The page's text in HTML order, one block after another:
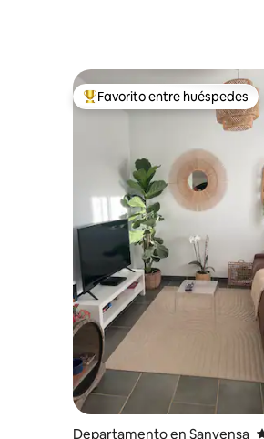
De los mejores en Favorito
Favorito entre huéspedes
Departamento en Sanvensa